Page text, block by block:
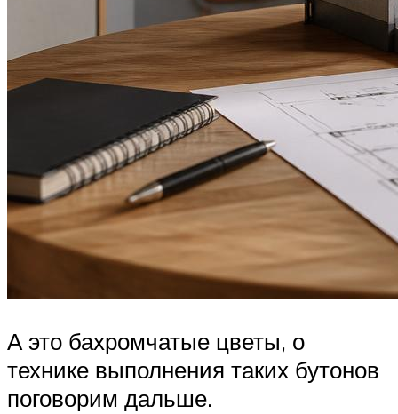
А это бахромчатые цветы, о
технике выполнения таких бутонов
поговорим дальше.